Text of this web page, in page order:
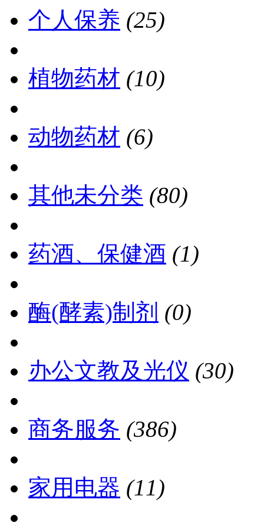
个人保养 (25)
植物药材 (10)
动物药材 (6)
其他未分类 (80)
药酒、保健酒 (1)
酶(酵素)制剂 (0)
办公文教及光仪 (30)
商务服务 (386)
家用电器 (11)